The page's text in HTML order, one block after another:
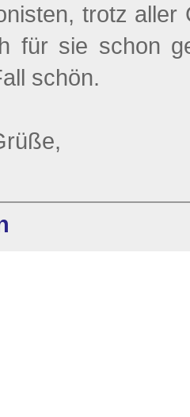
trotz
für sie schon
schön.